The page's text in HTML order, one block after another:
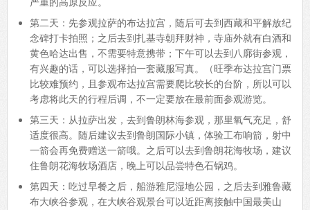
第二天：先参观拉萨的布达拉宫，随后可去到西藏和平解放纪
念碑打卡拍照；之后去到扎基寺朝拜财神，寺庙外就有白酒和
黄色哈达出售，不需要特意携带；下午可以去到八廓街参观，
有兴趣的话，可以选择拍一套藏服写真。（旺季布达拉宫门票
比较难预约，且参观布达拉宫需要爬比较长的台阶，所以可以
考虑将此天的行程后调，不一定要放在最前面参观游览。
第三天：从拉萨出发，去到鲁朗林海参观，那里氧气充足，舒
适度很高。随后建议去到鲁朗国际小镇，体验工布响箭，射中
一箭会再免费赠送一箭哦。之后可以去到鲁朗花海牧场，建议
住鲁朗花海牧场酒店，晚上可以品尝特色石锅鸡。
第四天：吃过早餐之后，船游雅尼湿地公园，之后去到雅鲁藏
布大峡谷参观，在大峡谷观景台可以近距离接触中国最美山